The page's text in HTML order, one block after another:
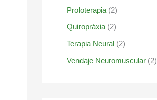
Proloterapia(2)
Quiropráxia(2)
Terapia Neural(2)
Vendaje Neuromuscular(2)